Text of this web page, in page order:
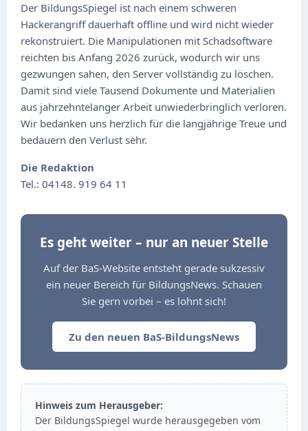
Der BildungsSpiegel ist nach einem schweren
Hackerangriff dauerhaft offline und wird nicht wieder
rekonstruiert. Die Manipulationen mit Schadsoftware
reichten bis Anfang 2026 zurück, wodurch wir uns
gezwungen sahen, den Server vollständig zu löschen.
Damit sind viele Tausend Dokumente und Materialien
aus jahrzehntelanger Arbeit unwiederbringlich verloren.
Wir bedanken uns herzlich für die langjährige Treue und
bedauern den Verlust sehr.
Die Redaktion
Tel.: 04148. 919 64 11
Es geht weiter – nur an neuer Stelle
Auf der BaS-Website entsteht gerade sukzessiv
ein neuer Bereich für BildungsNews. Schauen
Sie gern vorbei – es lohnt sich!
Zu den neuen BaS-BildungsNews
Hinweis zum Herausgeber:
Der BildungsSpiegel wurde herausgegeben vom